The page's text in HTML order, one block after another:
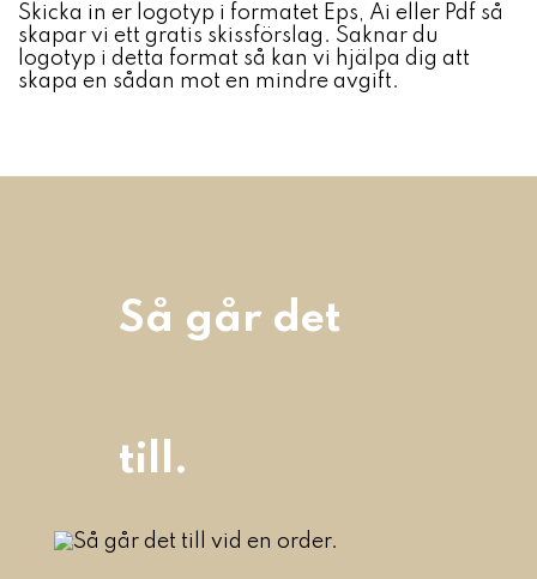
Skicka in er logotyp i formatet Eps, Ai eller Pdf så
skapar vi ett gratis skissförslag. Saknar du
logotyp i detta format så kan vi hjälpa dig att
skapa en sådan mot en mindre avgift.
Så går det
till.